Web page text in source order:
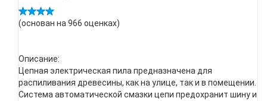
(основан на 966 оценках)
Описание:
Цепная электрическая пила предназначена для
распиливания древесины, как на улице, так и в помещении.
Система автоматической смазки цепи предохранит шину и